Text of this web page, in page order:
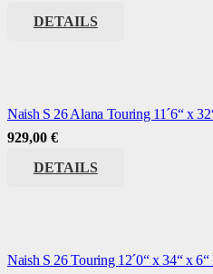
DETAILS
Naish S 26 Alana Touring 11´6“ x
929,00 €
DETAILS
Naish S 26 Touring 12´0“ x 34“ x 6“